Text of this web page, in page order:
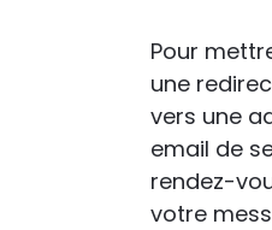
Pour
une
vers une
email de
rendez-
votre